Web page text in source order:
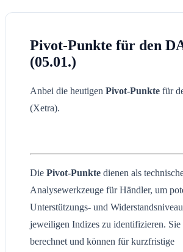
Pivot-Punkte für den
(05.01.)
Anbei die heutigen Pivot-Punkte für
(Xetra).
Die Pivot-Punkte dienen als
Analysewerkzeuge für Händler, um
Unterstützungs- und
jeweiligen Indizes zu identifizieren. Sie
berechnet und können für kurzfristige